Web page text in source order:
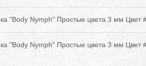
"Body Nymph" Простые цвета 3 мм Цвет
"Body Nymph" Простые цвета 3 мм Цвет